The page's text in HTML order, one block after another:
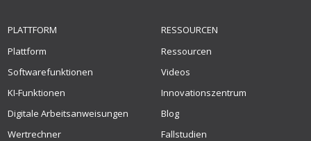
PLATTFORM
Plattform
Softwarefunktionen
KI-Funktionen
Digitale Arbeitsanweisungen
Wertrechner
RESSOURCEN
Ressourcen
Videos
Innovationszentrum
Blog
Fallstudien